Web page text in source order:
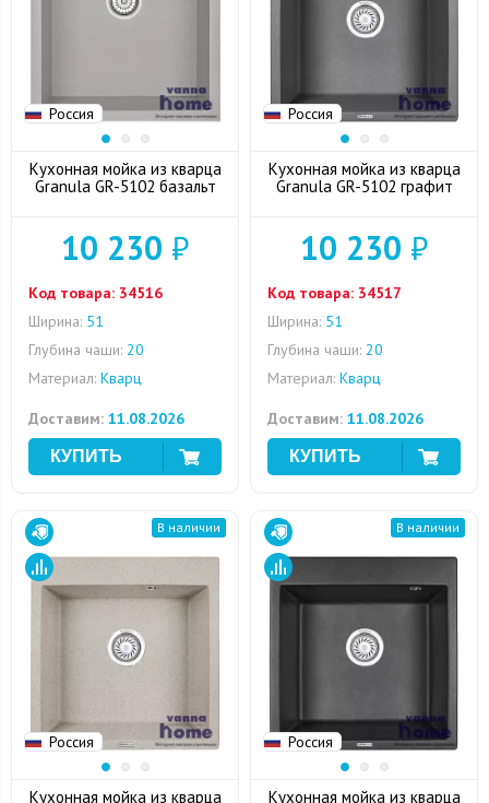
Россия
Кухонная мойка из кварца
Granula GR-5102 базальт
10 230 ₽
Код товара: 34516
Ширина: 51
Глубина чаши: 20
Материал: Кварц
Доставим: 11.08.2026
Россия
Кухонная мойка из кварца
Granula GR-5102 графит
10 230 ₽
Код товара: 34517
Ширина: 51
Глубина чаши: 20
Материал: Кварц
Доставим: 11.08.2026
Россия
В наличии
Кухонная мойка из кварца
Россия
В наличии
Кухонная мойка из кварца